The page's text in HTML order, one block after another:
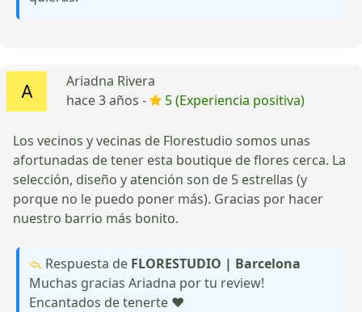
Ariadna Rivera
hace 3 años -
5 (Experiencia positiva)
Los vecinos y vecinas de Florestudio somos unas
afortunadas de tener esta boutique de flores cerca. La
selección, diseño y atención son de 5 estrellas (y
porque no le puedo poner más). Gracias por hacer
nuestro barrio más bonito.
Respuesta de FLORESTUDIO | Barcelona
Muchas gracias Ariadna por tu review!
Encantados de tenerte ❤️